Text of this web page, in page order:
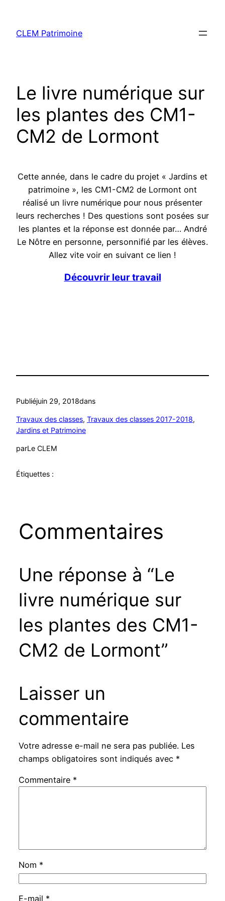
CLEM Patrimoine
Le livre numérique sur
les plantes des CM1-
CM2 de Lormont
Cette année, dans le cadre du projet « Jardins et
patrimoine », les CM1-CM2 de Lormont ont
réalisé un livre numérique pour nous présenter
leurs recherches ! Des questions sont posées sur
les plantes et la réponse est donnée par… André
Le Nôtre en personne, personnifié par les élèves.
Allez vite voir en suivant ce lien !
Découvrir leur travail
Publiéjuin 29, 2018dans
Travaux des classes, Travaux des classes 2017-2018
Jardins et Patrimoine
parLe CLEM
Étiquettes :
Commentaires
Une réponse à “Le
livre numérique sur
les plantes des CM1-
CM2 de Lormont”
Laisser un
commentaire
Votre adresse e-mail ne sera pas publiée. Les
champs obligatoires sont indiqués avec *
Commentaire *
Nom *
E-mail *